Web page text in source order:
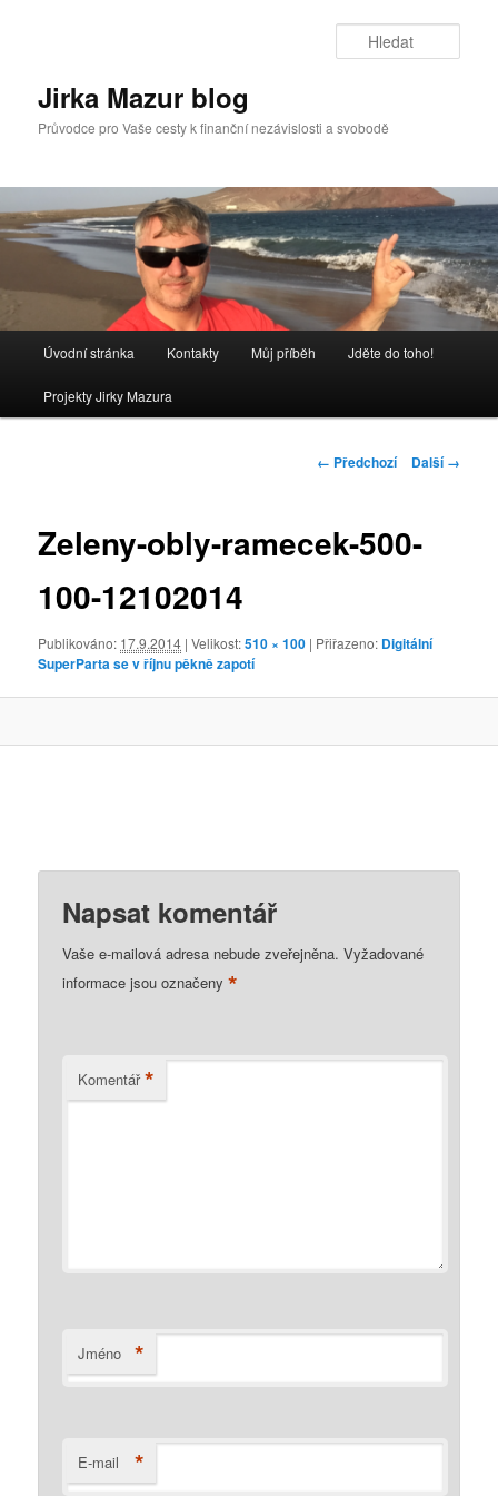
Jirka Mazur blog
Průvodce pro Vaše cesty k finanční nezávislosti a svobodě
navigační
Úvodní stránka Kontakty Můj příběh Jděte do toho!
Projekty Jirky Mazura
Navigace
← Předchozí Další →
Zeleny-obly-ramecek-500-
100-12102014
Publikováno: 17.9.2014 | Velikost:510 × 100 | Přiřazeno: Digitální
SuperParta se v říjnu pěkně zapotí
Napsat komentář
Vaše e-mailová adresa nebude zveřejněna. Vyžadované
informace jsou označeny*
Komentář *
Jméno *
E-mail *